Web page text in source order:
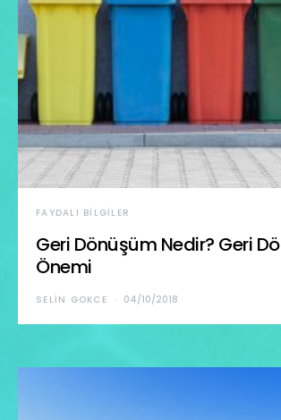
FAYDALI BILGILER
Geri Dönüşüm Nedir? Geri
Önemi
SELIN GOKCE 04/10/2018